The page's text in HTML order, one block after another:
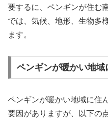
要するに、ペンギンが住む
では、気候、地形、生物多
ます。
ペンギンが暖かい地
ペンギンが暖かい地域に住
要因がありますが、以下の